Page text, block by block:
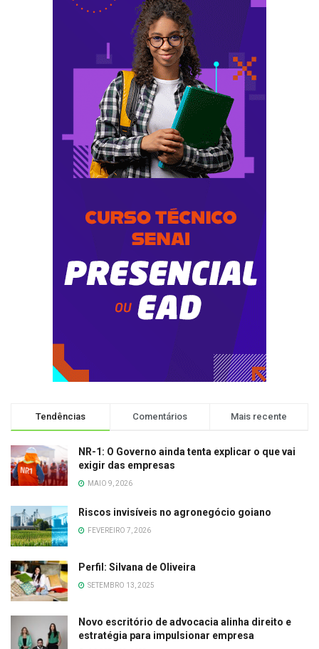
Tendências Comentários Mais recente
NR-1: O Governo ainda tenta explicar o que vai
exigir das empresas
MAIO 9, 2026
Riscos invisíveis no agronegócio goiano
FEVEREIRO 7, 2026
Perfil: Silvana de Oliveira
SETEMBRO 13, 2025
Novo escritório de advocacia alinha direito e
estratégia para impulsionar empresa